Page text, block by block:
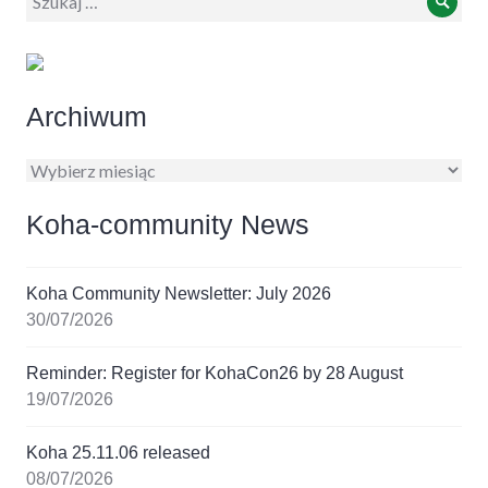
Archiwum
Archiwum
Koha-community News
Koha Community Newsletter: July 2026
30/07/2026
Reminder: Register for KohaCon26 by 28 August
19/07/2026
Koha 25.11.06 released
08/07/2026